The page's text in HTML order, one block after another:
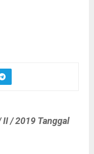
/ 2019 Tanggal